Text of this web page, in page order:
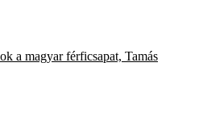
a magyar férficsapat, Tamás